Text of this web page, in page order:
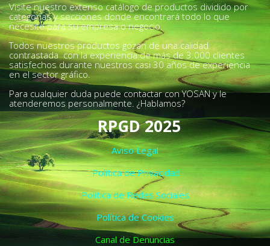
Visite nuestro extenso catálogo de productos dividido por
categorías y secciones donde encontrará todo lo que
necesite para su empresa o negocio.
Todos nuestros productos gozan de una calidad
contrastada con la experiencia de más de 3.000 clientes
satisfechos durante nuestros casi 30 años de experiencia
en el sector gráfico.
Para cualquier duda puede contactar con YOSAN y le
atenderemos personalmente. ¿Hablamos?
RPGD 2025
Aviso Legal
Política de Privacidad
Política de Redes Sociales
Política de Cookies
Canal de Denuncias